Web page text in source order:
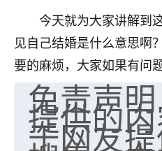
今天就为大家讲解到
见自己结婚是什么意思啊
要的麻烦，大家如果有问
免责声
提供的
于网友